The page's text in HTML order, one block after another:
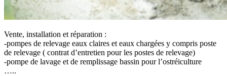
Vente, installation et réparation :
-pompes de relevage eaux claires et eaux chargées y compris poste
de relevage ( contrat d’entretien pour les postes de relevage)
-pompe de lavage et de remplissage bassin pour l’ostréiculture
…..